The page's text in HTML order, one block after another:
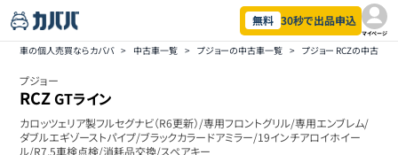
無料 30秒で出品申込
マイページ
車の個人売買ならカババ > 中古車一覧 > プジョーの中古車一覧 > プジョー RCZの中古車
プジョー
RCZGTライン
カロッツェリア製フルセグナビ（R6更新）/専用フロントグリル/専用エンブレム/
ダブルエギゾーストパイプ/ブラックカラードアミラー/19インチアロイホイー
ル/R7.5車検点検/消耗品交換/スペアキー